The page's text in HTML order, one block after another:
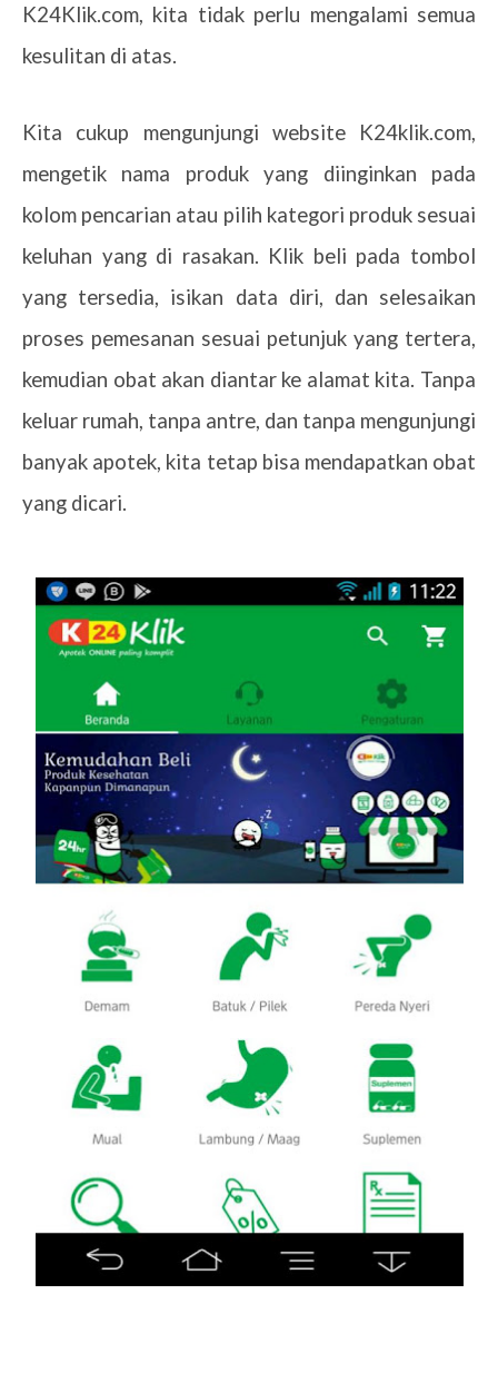
K24Klik.com, kita tidak perlu mengalami semua
kesulitan di atas.
Kita cukup mengunjungi website K24klik.com,
mengetik nama produk yang diinginkan pada
kolom pencarian atau pilih kategori produk sesuai
keluhan yang di rasakan. Klik beli pada tombol
yang tersedia, isikan data diri, dan selesaikan
proses pemesanan sesuai petunjuk yang tertera,
kemudian obat akan diantar ke alamat kita. Tanpa
keluar rumah, tanpa antre, dan tanpa mengunjungi
banyak apotek, kita tetap bisa mendapatkan obat
yang dicari.